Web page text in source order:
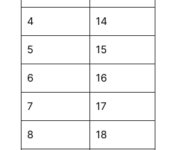
4 14
5 15
6 16
7 17
8 18